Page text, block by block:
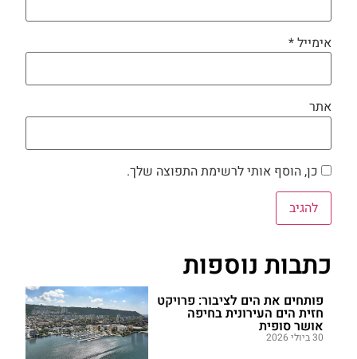
אימייל*
אתר
כן, הוסף אותי לרשימת התפוצה שלך.
כתבות נוספות
פותחים את הים לציבור: פרויקט
חזית הים העירונית בחיפה
אושר סופית
30 ביולי 2026